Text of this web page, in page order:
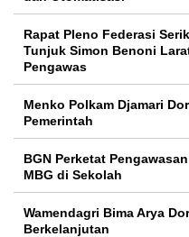
Rapat Pleno Federasi
Tunjuk Simon Benoni
Pengawas
Menko Polkam Djamari
Pemerintah
BGN Perketat
MBG di Sekolah
Wamendagri Bima Arya
Berkelanjutan